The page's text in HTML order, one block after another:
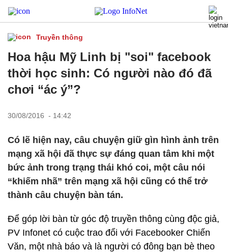
Truyền thông
Hoa hậu Mỹ Linh bị "soi" facebook
thời học sinh: Có người nào đó đã
chơi “ác ý”?
30/08/2016 - 14:42
Có lẽ hiện nay, câu chuyện giữ gìn hình ảnh trên
mạng xã hội đã thực sự đáng quan tâm khi một
bức ảnh trong trạng thái khó coi, một câu nói
“khiếm nhã” trên mạng xã hội cũng có thể trở
thành câu chuyện bàn tán.
Để góp lời bàn từ góc độ truyền thông cùng độc giả,
PV Infonet có cuộc trao đổi với Facebooker Chiến
Văn, một nhà báo và là người có đông bạn bè theo